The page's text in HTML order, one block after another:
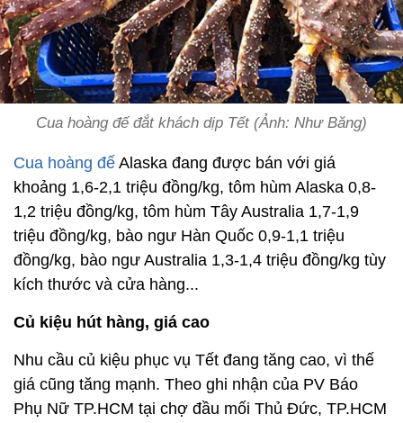
Cua hoàng đế đắt khách dịp Tết (Ảnh: Như Băng)
Cua hoàng đế Alaska đang được bán với giá
khoảng 1,6-2,1 triệu đồng/kg, tôm hùm Alaska 0,8-
1,2 triệu đồng/kg, tôm hùm Tây Australia 1,7-1,9
triệu đồng/kg, bào ngư Hàn Quốc 0,9-1,1 triệu
đồng/kg, bào ngư Australia 1,3-1,4 triệu đồng/kg tùy
kích thước và cửa hàng...
Củ kiệu hút hàng, giá cao
Nhu cầu củ kiệu phục vụ Tết đang tăng cao, vì thế
giá cũng tăng mạnh. Theo ghi nhận của PV Báo
Phụ Nữ TP.HCM tại chợ đầu mối Thủ Đức, TP.HCM